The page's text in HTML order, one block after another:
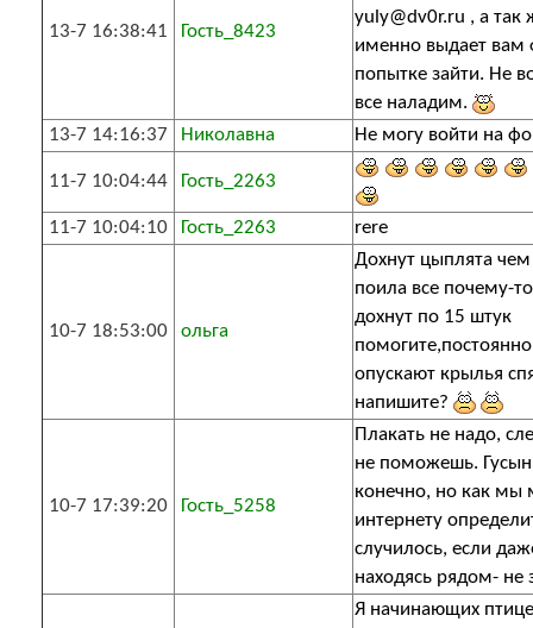
13-7 16:38:41 Гость_8423
yuly@dv0r.ru , а так
именно выдает
попытке зайти. Не
все наладим.
13-7 14:16:37
Николавна Не могу войти на
11-7 10:04:44 Гость_2263
11-7 10:04:10 Гость_2263 rere
10-7 18:53:00 ольга
Дохнут цыплята
поила все почему-
дохнут по 15 штук
опускают крылья
напишите?
10-7 17:39:20 Гость_5258
Плакать не надо,
не поможешь.
конечно, но как
интернету
случилось, если
находясь рядом- не
Я начинающих